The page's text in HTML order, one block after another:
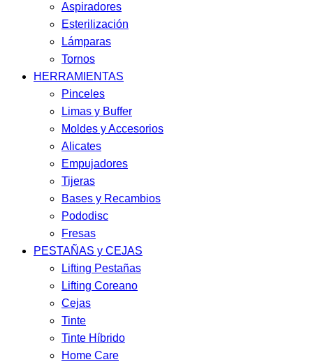
Aspiradores
Esterilización
Lámparas
Tornos
HERRAMIENTAS
Pinceles
Limas y Buffer
Moldes y Accesorios
Alicates
Empujadores
Tijeras
Bases y Recambios
Pododisc
Fresas
PESTAÑAS y CEJAS
Lifting Pestañas
Lifting Coreano
Cejas
Tinte
Tinte Híbrido
Home Care